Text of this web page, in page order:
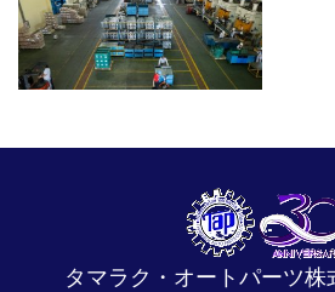
タマラク・オートパーツ株